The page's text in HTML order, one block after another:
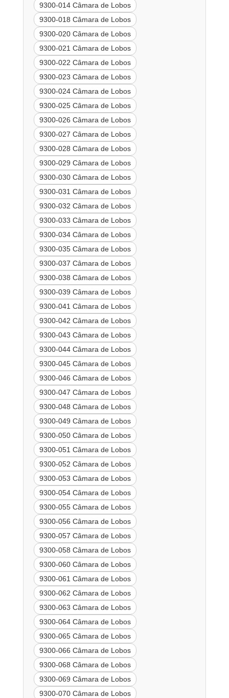
9300-014 Câmara de Lobos
9300-018 Câmara de Lobos
9300-020 Câmara de Lobos
9300-021 Câmara de Lobos
9300-022 Câmara de Lobos
9300-023 Câmara de Lobos
9300-024 Câmara de Lobos
9300-025 Câmara de Lobos
9300-026 Câmara de Lobos
9300-027 Câmara de Lobos
9300-028 Câmara de Lobos
9300-029 Câmara de Lobos
9300-030 Câmara de Lobos
9300-031 Câmara de Lobos
9300-032 Câmara de Lobos
9300-033 Câmara de Lobos
9300-034 Câmara de Lobos
9300-035 Câmara de Lobos
9300-037 Câmara de Lobos
9300-038 Câmara de Lobos
9300-039 Câmara de Lobos
9300-041 Câmara de Lobos
9300-042 Câmara de Lobos
9300-043 Câmara de Lobos
9300-044 Câmara de Lobos
9300-045 Câmara de Lobos
9300-046 Câmara de Lobos
9300-047 Câmara de Lobos
9300-048 Câmara de Lobos
9300-049 Câmara de Lobos
9300-050 Câmara de Lobos
9300-051 Câmara de Lobos
9300-052 Câmara de Lobos
9300-053 Câmara de Lobos
9300-054 Câmara de Lobos
9300-055 Câmara de Lobos
9300-056 Câmara de Lobos
9300-057 Câmara de Lobos
9300-058 Câmara de Lobos
9300-060 Câmara de Lobos
9300-061 Câmara de Lobos
9300-062 Câmara de Lobos
9300-063 Câmara de Lobos
9300-064 Câmara de Lobos
9300-065 Câmara de Lobos
9300-066 Câmara de Lobos
9300-068 Câmara de Lobos
9300-069 Câmara de Lobos
9300-070 Câmara de Lobos